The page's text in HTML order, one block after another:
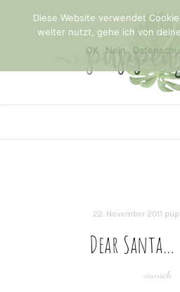
22. November 2011
Dear
wunsch
Diese Website verwendet
weiter nutzt, gehe ich von
OK
Nein